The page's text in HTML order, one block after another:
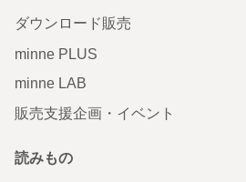
ダウンロード販売
minne PLUS
minne LAB
販売支援企画・イベント
読みもの